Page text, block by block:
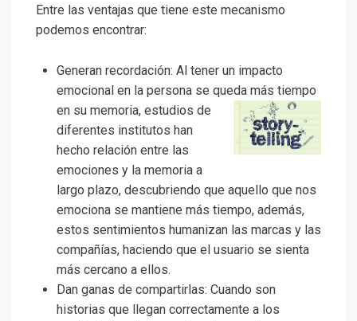
Entre las ventajas que tiene este mecanismo
podemos encontrar:
Generan recordación: Al tener un impacto
emocional en la persona se queda más tiempo
en su memoria, estudios de
diferentes institutos han
hecho relación entre las
emociones y la memoria a
largo plazo, descubriendo que aquello que nos
emociona se mantiene más tiempo, además,
estos sentimientos humanizan las marcas y las
compañías, haciendo que el usuario se sienta
más cercano a ellos.
Dan ganas de compartirlas: Cuando son
historias que llegan correctamente a los